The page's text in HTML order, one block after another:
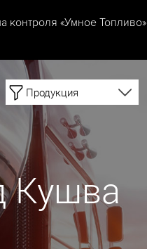
контроля «Умное Топливо»
Продукция
Кушва